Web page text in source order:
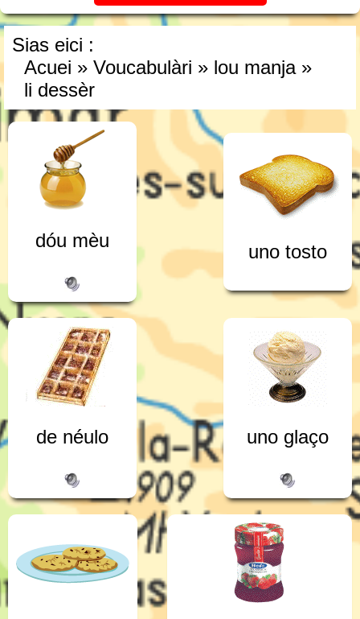
Sias eici :
Acuei » Voucabulàri » lou manja»
li dessèr
dóu mèu
uno tosto
de néulo uno glaço